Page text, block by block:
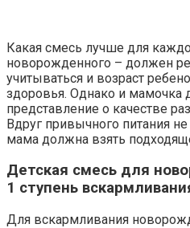
Какая смесь лучше для
новорожденного – должен
учитываться и возраст
здоровья. Однако и мамочка
представление о качестве
Вдруг привычного питания
мама должна взять
Детская смесь для
1 ступень
Для вскармливания